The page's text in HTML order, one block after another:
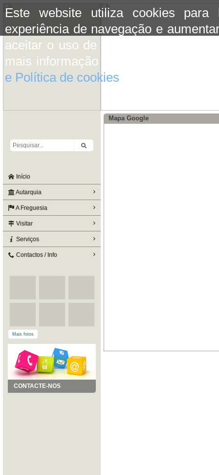
Este website utiliza cookies para
experiência de navegação e
aceitar o uso de cookies basta
mais informação consulte a
e Política de cookies
Início
Autarquia
A Freguesia
Visitar
Serviços
Contactos / Info
Mais fotos
CONTACTE-NOS
Mapa Google